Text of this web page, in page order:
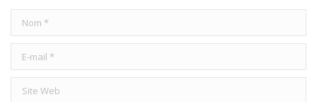
Nom *
E-mail *
Site Web